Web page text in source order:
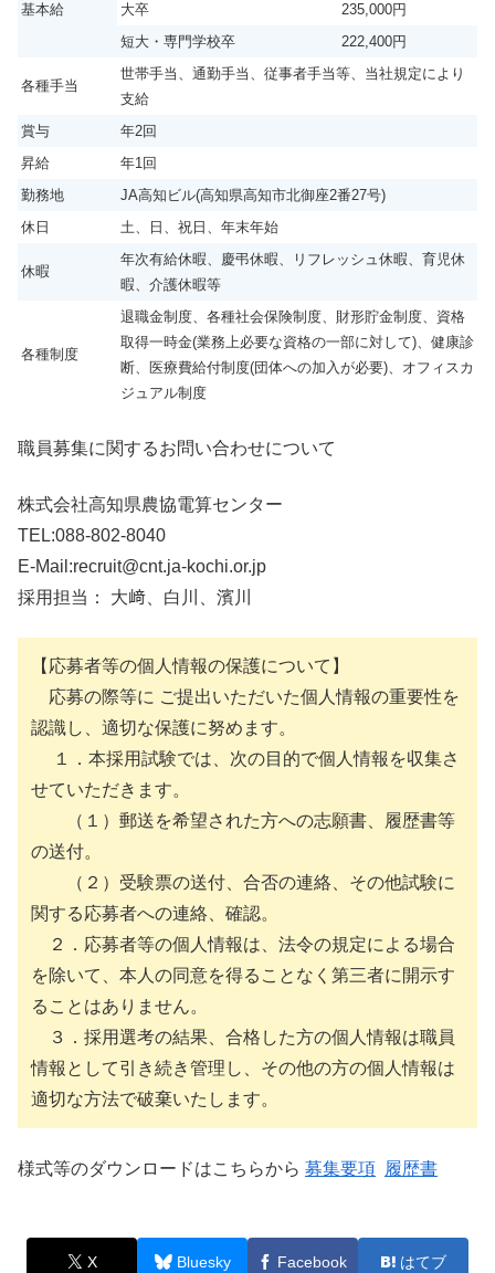
基本給
大卒
235,000円
短大・専門学校卒
222,400円
各種手当
世帯手当、通勤手当、従事者手当等、当社規定により
支給
賞与
年2回
昇給
年1回
勤務地
JA高知ビル(高知県高知市北御座2番27号)
休日
土、日、祝日、年末年始
休暇
年次有給休暇、慶弔休暇、リフレッシュ休暇、育児休
暇、介護休暇等
各種制度
退職金制度、各種社会保険制度、財形貯金制度、資格
取得一時金(業務上必要な資格の一部に対して)、健康診
断、医療費給付制度(団体への加入が必要)、オフィスカ
ジュアル制度
職員募集に関するお問い合わせについて
株式会社高知県農協電算センター
TEL:088-802-8040
E-Mail:recruit@cnt.ja-kochi.or.jp
採用担当： 大﨑、白川、濱川
【応募者等の個人情報の保護について】
応募の際等に ご提出いただいた個人情報の重要性を
認識し、適切な保護に努めます。
１．本採用試験では、次の目的で個人情報を収集さ
せていただきます。
（１）郵送を希望された方への志願書、履歴書等
の送付。
（２）受験票の送付、合否の連絡、その他試験に
関する応募者への連絡、確認。
２．応募者等の個人情報は、法令の規定による場合
を除いて、本人の同意を得ることなく第三者に開示す
ることはありません。
３．採用選考の結果、合格した方の個人情報は職員
情報として引き続き管理し、その他の方の個人情報は
適切な方法で破棄いたします。
様式等のダウンロードはこちらから 募集要項 履歴書
X Bluesky Facebook はてブ